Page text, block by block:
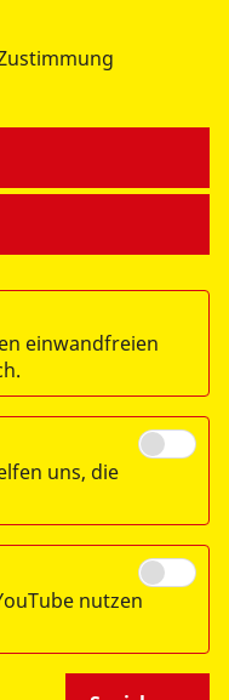
wird auf unserer
männlicher,
verzichtet.
auf alle
einwandfreien
uns, die
nutzen